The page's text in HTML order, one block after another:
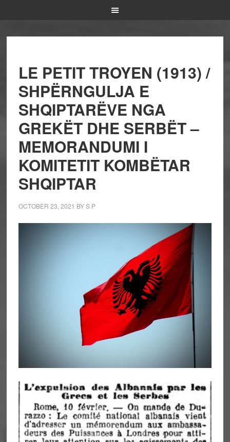
LE PETIT TROYEN (1913) /
SHPËRNGULJA E
SHQIPTARËVE NGA
GREKËT DHE SERBËT –
MEMORANDUMI I
KOMITETIT KOMBËTAR
SHQIPTAR
OCTOBER 23, 2021 BYS P